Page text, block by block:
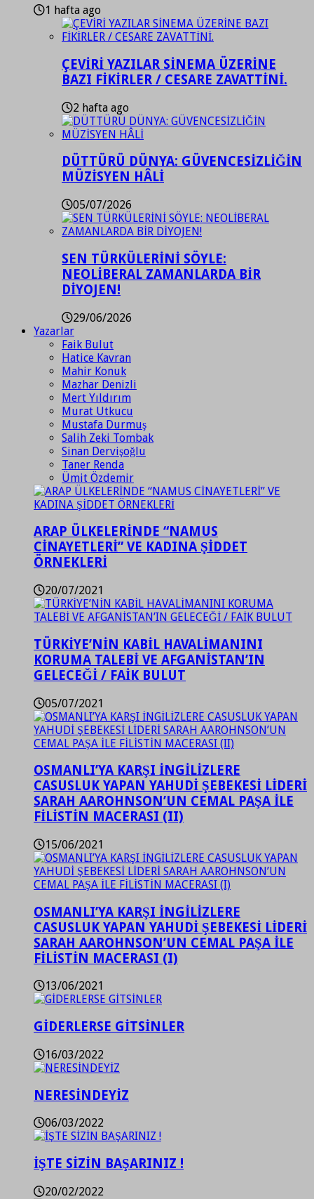
1 hafta ago
ÇEVİRİ YAZILAR SİNEMA ÜZERİNE
BAZI FİKİRLER / CESARE ZAVATTİNİ.
2 hafta ago
DÜTTÜRÜ DÜNYA: GÜVENCESİZLİĞİN
MÜZİSYEN HÂLİ
05/07/2026
SEN TÜRKÜLERİNİ SÖYLE:
NEOLİBERAL ZAMANLARDA BİR
DİYOJEN!
29/06/2026
Yazarlar
Faik Bulut
Hatice Kavran
Mahir Konuk
Mazhar Denizli
Mert Yıldırım
Murat Utkucu
Mustafa Durmuş
Salih Zeki Tombak
Sinan Dervişoğlu
Taner Renda
Ümit Özdemir
ARAP ÜLKELERİNDE “NAMUS
CİNAYETLERİ” VE KADINA ŞİDDET
ÖRNEKLERİ
20/07/2021
TÜRKİYE’NİN KABİL HAVALİMANINI
KORUMA TALEBİ VE AFGANİSTAN’IN
GELECEĞİ / FAİK BULUT
05/07/2021
OSMANLI’YA KARŞI İNGİLİZLERE
CASUSLUK YAPAN YAHUDİ ŞEBEKESİ LİDERİ
SARAH AAROHNSON’UN CEMAL PAŞA İLE
FİLİSTİN MACERASI (II)
15/06/2021
OSMANLI’YA KARŞI İNGİLİZLERE
CASUSLUK YAPAN YAHUDİ ŞEBEKESİ LİDERİ
SARAH AAROHNSON’UN CEMAL PAŞA İLE
FİLİSTİN MACERASI (I)
13/06/2021
GİDERLERSE GİTSİNLER
16/03/2022
NERESİNDEYİZ
06/03/2022
İŞTE SİZİN BAŞARINIZ !
20/02/2022